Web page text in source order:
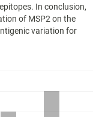
In conclusion,
of MSP2 on the
variation for